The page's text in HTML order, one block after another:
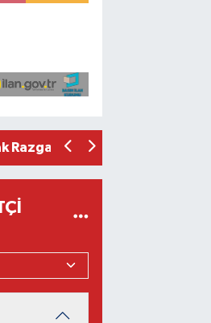
medyadaki yemek videoları
Razgatlıoğlu, MotoGP'de